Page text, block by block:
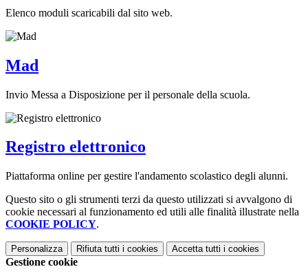
Elenco moduli scaricabili dal sito web.
Mad
Invio Messa a Disposizione per il personale della scuola.
Registro elettronico
Piattaforma online per gestire l'andamento scolastico degli alunni.
Questo sito o gli strumenti terzi da questo utilizzati si avvalgono di
cookie necessari al funzionamento ed utili alle finalità illustrate nella
COOKIE POLICY.
Personalizza Rifiuta tutti i cookies Accetta tutti i cookies
Gestione cookie